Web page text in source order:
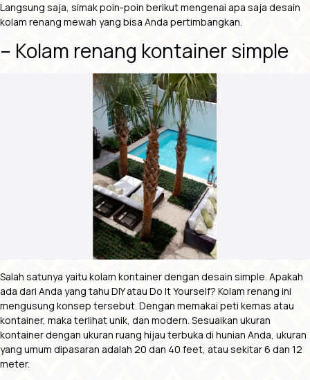
Langsung saja, simak poin-poin berikut mengenai apa saja desain
kolam renang mewah yang bisa Anda pertimbangkan.
– Kolam renang kontainer simple
Salah satunya yaitu kolam kontainer dengan desain simple. Apakah
ada dari Anda yang tahu DIY atau Do It Yourself? Kolam renang ini
mengusung konsep tersebut. Dengan memakai peti kemas atau
kontainer, maka terlihat unik, dan modern. Sesuaikan ukuran
kontainer dengan ukuran ruang hijau terbuka di hunian Anda, ukuran
yang umum dipasaran adalah 20 dan 40 feet, atau sekitar 6 dan 12
meter.